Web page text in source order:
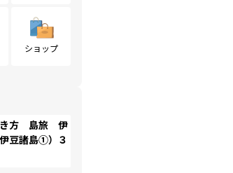
ショップ
き方 島旅 伊
豆諸島①）３